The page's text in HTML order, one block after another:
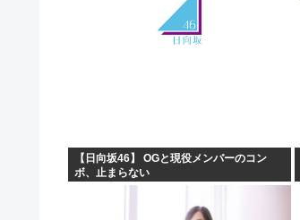
【日向坂46】 OGと現役メンバーのコン
ボ、止まらない